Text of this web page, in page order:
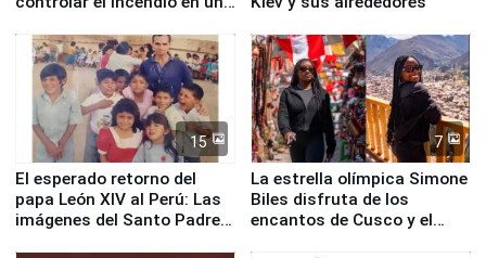
de Chile
15
El esperado retorno del
papa León XIV al Perú: Las
imágenes del Santo Padre
7
La estrella olímpica Simone
Biles disfruta de los
encantos de Cusco y el